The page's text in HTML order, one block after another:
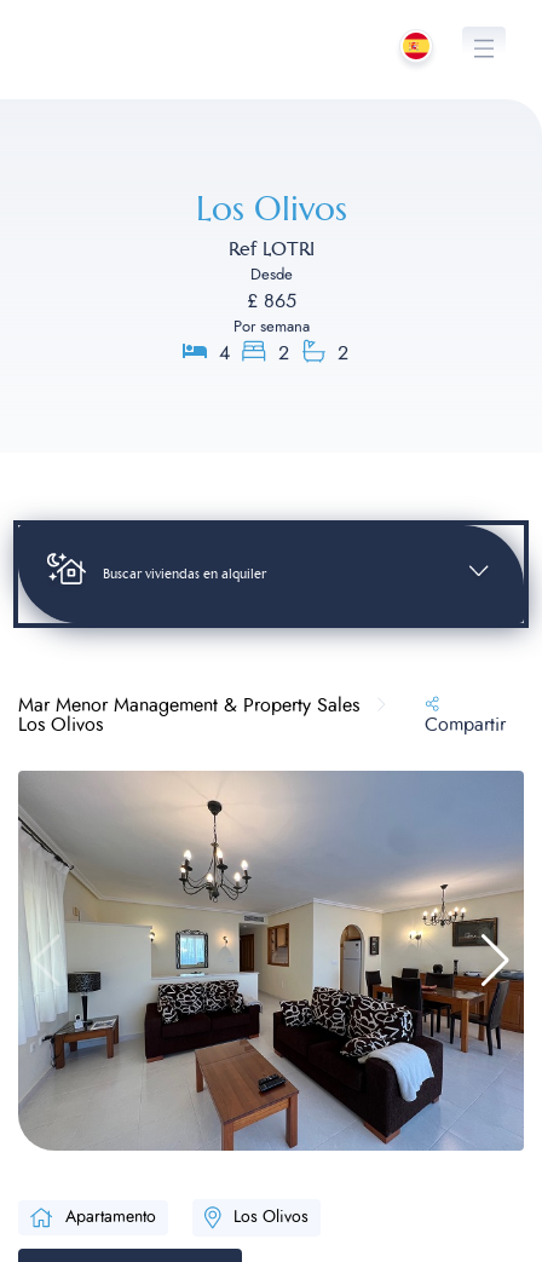
Los Olivos
Ref LOTRI
Desde
£ 865
Por semana
4 2 2
Buscar viviendas en alquiler
Mar Menor Management & Property Sales
Los Olivos
Compartir
Apartamento Los Olivos